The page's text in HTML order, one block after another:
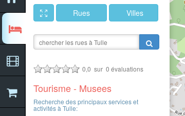
Rues Villes
0,0 sur 0 évaluations
Tourisme - Musees
Recherche des principaux services et
activités à Tulle: